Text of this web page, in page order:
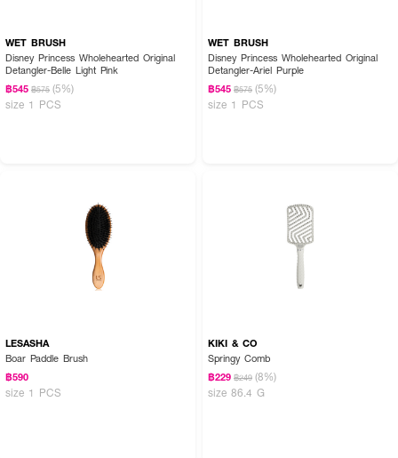
WET BRUSH
Disney Princess Wholehearted Original
Detangler-Belle Light Pink
฿545 ฿575 (5%)
size 1 PCS
WET BRUSH
Disney Princess Wholehearted Original
Detangler-Ariel Purple
฿545 ฿575 (5%)
size 1 PCS
LESASHA
Boar Paddle Brush
฿590
size 1 PCS
KIKI & CO
Springy Comb
฿229 ฿249 (8%)
size 86.4 G